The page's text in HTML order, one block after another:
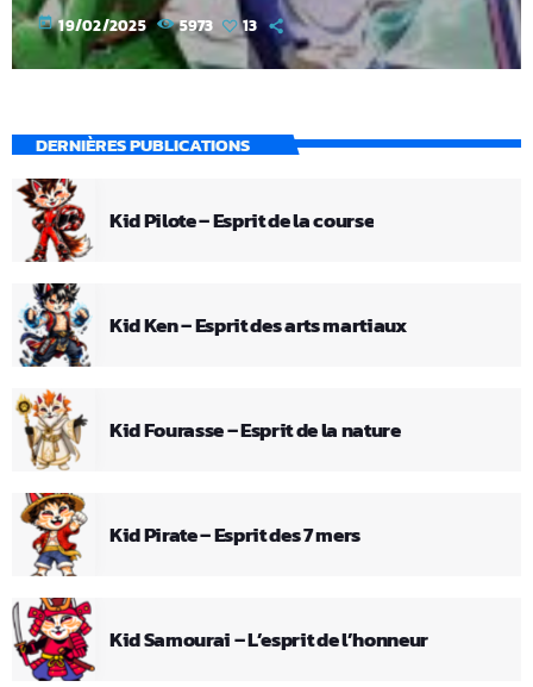
today 19/02/2025 5973 13
DERNIÈRES PUBLICATIONS
Kid Pilote – Esprit de la course
Kid Ken – Esprit des arts martiaux
Kid Fourasse – Esprit de la nature
Kid Pirate – Esprit des 7 mers
Kid Samourai – L’esprit de l’honneur